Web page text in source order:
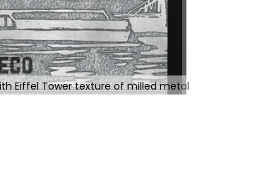
Eiffel Tower texture of milled metal